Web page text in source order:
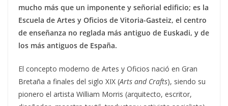
mucho más que un imponente y señorial edificio; es la
Escuela de Artes y Oficios de Vitoria-Gasteiz, el centro
de enseñanza no reglada más antiguo de Euskadi, y de
los más antiguos de España.
El concepto moderno de Artes y Oficios nació en Gran
Bretaña a finales del siglo XIX (Arts and Crafts), siendo su
pionero el artista William Morris (arquitecto, escritor,